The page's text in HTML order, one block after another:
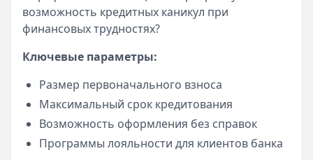
возможность кредитных каникул при
финансовых трудностях?
Ключевые параметры:
Размер первоначального взноса
Максимальный срок кредитования
Возможность оформления без справок
Программы лояльности для клиентов банка